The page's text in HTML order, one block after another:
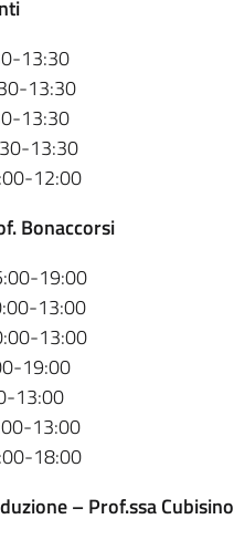
13:30
13:30
13:30
13:30
12:00
Bonaccorsi
19:00
13:00
13:00
19:00
13:00
13:00
18:00
– Prof.ssa Cubisino